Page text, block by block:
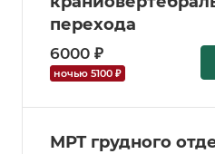
перехода
6000 ₽
ночью 5100 ₽
МРТ грудного